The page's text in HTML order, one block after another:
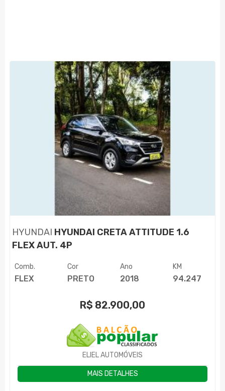
HYUNDAI HYUNDAI CRETA ATTITUDE 1.6
FLEX AUT. 4P
Comb.
FLEX
Cor
PRETO
Ano
2018
KM
94.247
R$ 82.900,00
ELIEL AUTOMÓVEIS
MAIS DETALHES